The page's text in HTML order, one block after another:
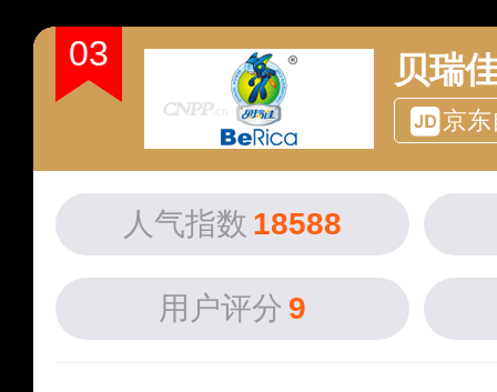
03 贝瑞
京
人气指数 18588
用户评分 9